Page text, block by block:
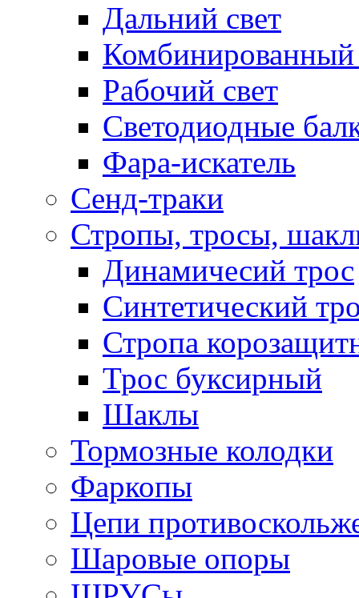
Дальний свет
Комбинированный
Рабочий свет
Светодиодные
Фара-искатель
Сенд-траки
Стропы, тросы,
Динамичесий трос
Синтетический
Стропа
Трос буксирный
Шаклы
Тормозные колодки
Фаркопы
Цепи
Шаровые опоры